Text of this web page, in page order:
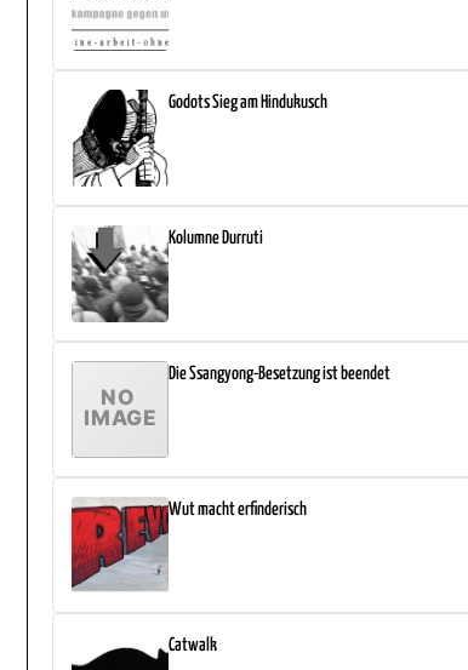
Godots Sieg am Hindukusch
Kolumne Durruti
Die Ssangyong-Besetzung ist beendet
Wut macht erfinderisch
Catwalk